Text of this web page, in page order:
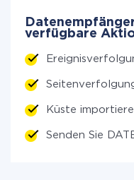
verfügbare
Küste
Senden Sie